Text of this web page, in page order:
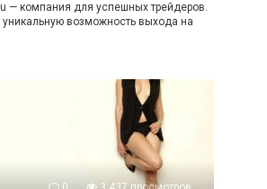
— компания для успешных трейдеров.
уникальную возможность выхода на